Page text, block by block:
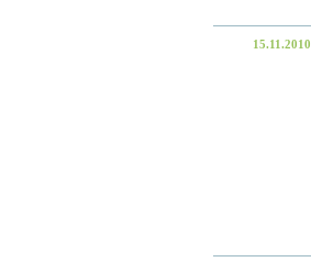
15.11.2010